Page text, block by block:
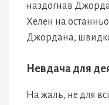
наздогнав
Хелен на
Джордана, швидко
Невдача для
На жаль, не для